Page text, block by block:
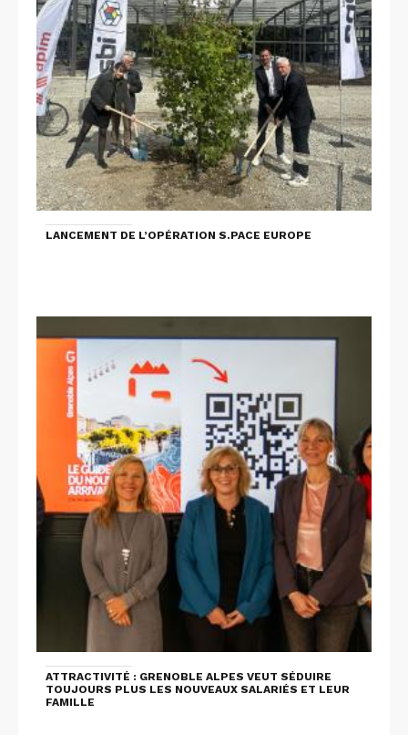
LANCEMENT DE L’OPÉRATION S.PACE EUROPE
ATTRACTIVITÉ : GRENOBLE ALPES VEUT SÉDUIRE
TOUJOURS PLUS LES NOUVEAUX SALARIÉS ET LEUR
FAMILLE